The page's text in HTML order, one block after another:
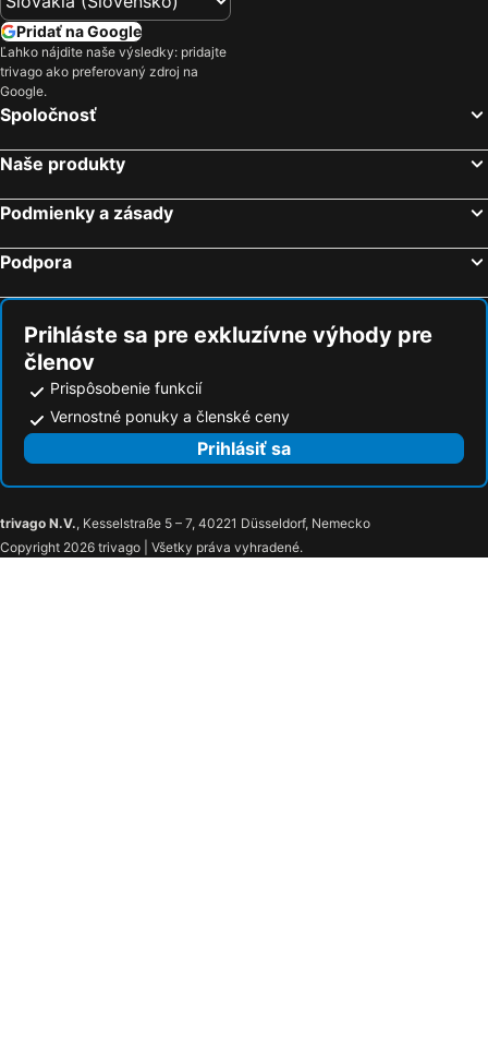
Pridať na Google
Ľahko nájdite naše výsledky: pridajte
trivago ako preferovaný zdroj na
Google.
Spoločnosť
Naše produkty
Podmienky a zásady
Podpora
Prihláste sa pre exkluzívne výhody pre
členov
Prispôsobenie funkcií
Vernostné ponuky a členské ceny
Prihlásiť sa
trivago N.V., Kesselstraße 5 – 7, 40221 Düsseldorf, Nemecko
Copyright 2026 trivago | Všetky práva vyhradené.